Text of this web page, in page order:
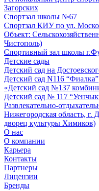
Загорских
Спортзал школы №67
Спортзал КИУ по ул.
Объект:
Чистополь)
Спортивный зал школы
Детские сады
Детский сад на
Детский сад N116 “Фиалка”
«Детский сад №137
Детский сад № 117
Развлекательно-
Нижегородская область, г.
дворец культуры Химиков)
О нас
О компании
Карьера
Контакты
Партнеры
Лицензии
Бренды